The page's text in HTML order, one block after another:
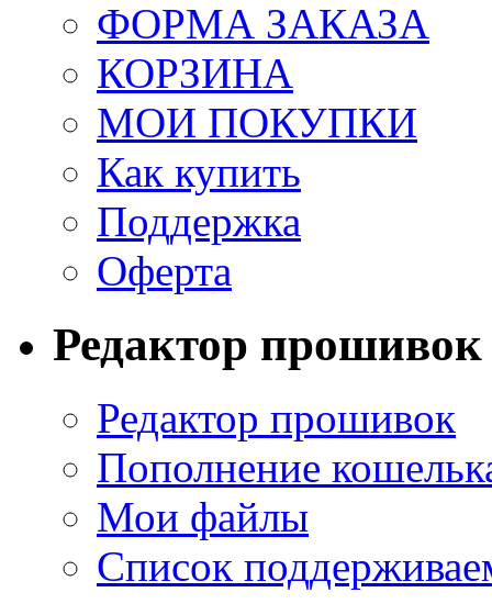
ФОРМА ЗАКАЗА
КОРЗИНА
МОИ ПОКУПКИ
Как купить
Поддержка
Оферта
Редактор прошивок
Редактор прошивок
Пополнение
Мои файлы
Список